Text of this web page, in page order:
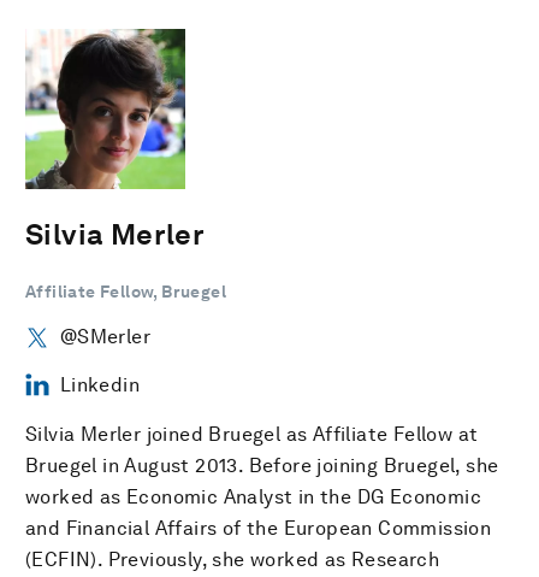
Silvia Merler
Affiliate Fellow, Bruegel
@SMerler
Linkedin
Silvia Merler joined Bruegel as Affiliate Fellow at
Bruegel in August 2013. Before joining Bruegel, she
worked as Economic Analyst in the DG Economic
and Financial Affairs of the European Commission
(ECFIN). Previously, she worked as Research